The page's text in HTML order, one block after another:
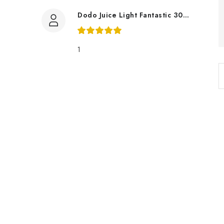
Dodo Juice Light Fantastic 30ml měkký vosk
1